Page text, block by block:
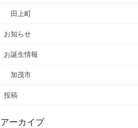
田上町
お知らせ
お誕生情報
加茂市
投稿
アーカイブ